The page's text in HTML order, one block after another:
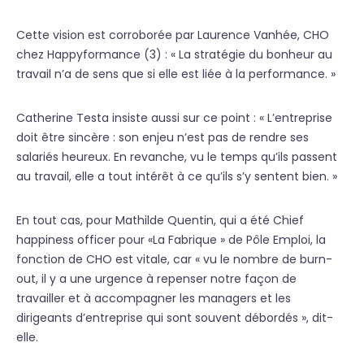
Cette vision est corroborée par Laurence Vanhée, CHO
chez Happyformance (3) : « La stratégie du bonheur au
travail n’a de sens que si elle est liée à la performance. »
Catherine Testa insiste aussi sur ce point : « L’entreprise
doit être sincère : son enjeu n’est pas de rendre ses
salariés heureux. En revanche, vu le temps qu’ils passent
au travail, elle a tout intérêt à ce qu’ils s’y sentent bien. »
En tout cas, pour Mathilde Quentin, qui a été Chief
happiness officer pour «La Fabrique » de Pôle Emploi, la
fonction de CHO est vitale, car « vu le nombre de burn-
out, il y a une urgence à repenser notre façon de
travailler et à accompagner les managers et les
dirigeants d’entreprise qui sont souvent débordés », dit-
elle.